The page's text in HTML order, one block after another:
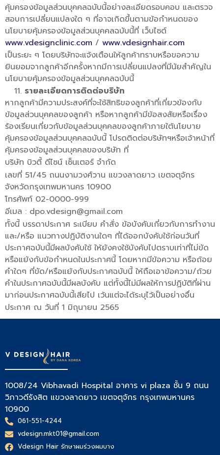
คุ้มครองข้อมูลส่วนบุคคลฉบับนี้อย่างละเอียดรอบคอบ และตรวจ
สอบการเปลี่ยนแปลงใด ๆ ที่อาจเกิดขึ้นตามข้อกำหนดของ
นโยบายคุ้มครองข้อมูลส่วนบุคคลฉบับนี้ที่ เว็บไซต์
www.vdesignclinic.com / www.vdesignhair.com
เป็นระยะ ๆ โดยบริษัทจะแจ้งเตือนให้ลูกค้าทราบหรือขอความ
ยินยอมจากลูกค้าอีกครั้งหากมีการเปลี่ยนแปลงที่มีนัยสำคัญใน
นโยบายคุ้มครองข้อมูลส่วนบุคคลฉบับนี้
รายละเอียดการติดต่อบริษัท
หากลูกค้ามีความประสงค์ที่จะใช้สิทธิของลูกค้าที่เกี่ยวข้องกับ
ข้อมูลส่วนบุคคลของลูกค้า หรือหากลูกค้ามีข้อสงสัยหรือเรื่อง
ร้องเรียนเกี่ยวกับข้อมูลส่วนบุคคลของลูกค้าภายใต้นโยบาย
คุ้มครองข้อมูลส่วนบุคคลฉบับนี้ โปรดติดต่อบริษัทฯหรือเจ้าหน้าที่
คุ้มครองข้อมูลส่วนบุคคลของบริษัท ที่
บริษัท บิวตี้ ดีไซน์ เซ็นเตอร์ จำกัด
เลขที่ 51/45 ถนนงามวงศ์วาน แขวงลาดยาว เขตจตุจักร
จังหวัดกรุงเทพมหานคร 10900
โทรศัพท์ 02-0000-999
อีเมล : dpo.vdesign@gmail.com
ทั้งนี้ บรรดาประกาศ ระเบียบ คำสั่ง ข้อบังคับเกี่ยวกับการทำงาน
และ/หรือ แนวทางปฏิบัติงานใดๆ ที่ได้ออกบังคับใช้ก่อนวันที่
ประกาศฉบับนี้มีผลบังคับใช้ ให้ยังคงใช้บังคับไปตราบเท่าที่ไม่ขัด
หรือแย้งกับข้อกำหนดในประกาศนี้ โดยหากมีข้อความ หรือถ้อย
คำใดๆ ที่ขัด/หรือแย้งกับประกาศฉบับนี้ ให้ถือเอาข้อความ/ถ้วย
คำในประกาศฉบับนี้มีผลบังคับ แต่ทั้งนี้ไม่มีผลให้การปฏิบัติที่ผ่าน
มาก่อนประกาศฉบับนี้เสียไป เว้นแต่จะได้ระบุไว้เป็นอย่างอื่น
ประกาศ ณ วันที่ 1 มิถุนายน 2565
1008/24 Vibhavadi Hospital อาคาร vi plaza ชั้น 9 ถนน
วิภาวดีรังสิต แขวงลาดยาว เขตจตุจักร กรุงเทพมหานคร
10900
061-551-4244
vdesign.mkt01@gmail.com
Vdesign Hair รักษาผมร่วงผมบาง